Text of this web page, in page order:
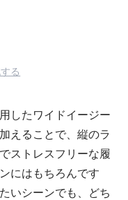
る
したワイドイージー
えることで、縦のラ
ストレスフリーな履
にはもちろんです
いシーンでも、どち